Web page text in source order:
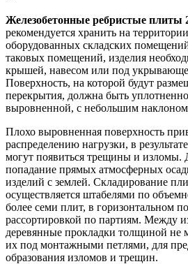
Железобетонные ребристые
рекомендуется хранить на
оборудованных складских
таковых помещений, изделия
крышей, навесом или под
Поверхность, на которой будут
перекрытия, должна быть
выровненной, с небольшим
Плохо выровненная поверхность
распределению нагрузки, в
могут появиться трещины и
попадание прямых атмосферных
изделий с землей. Складирование
осуществляется штабелями по
более семи плит, в горизонтальном
рассортировкой по партиям. Между
деревянные прокладки толщиной не
их под монтажными петлями, для
образования изломов и трещин.